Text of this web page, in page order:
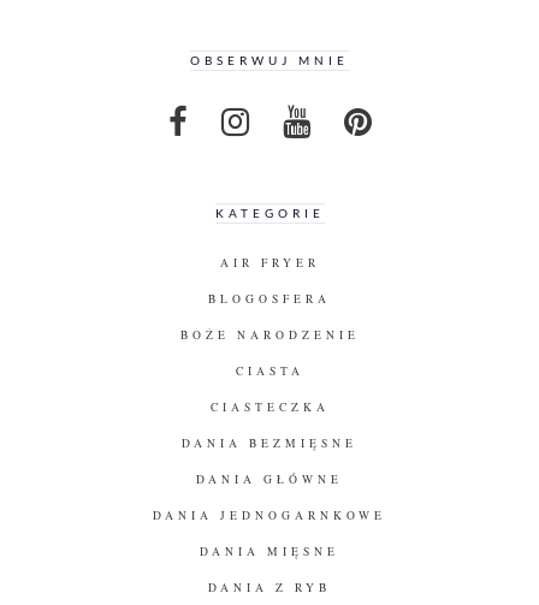
OBSERWUJ MNIE
KATEGORIE
AIR FRYER
BLOGOSFERA
BOŻE NARODZENIE
CIASTA
CIASTECZKA
DANIA BEZMIĘSNE
DANIA GŁÓWNE
DANIA JEDNOGARNKOWE
DANIA MIĘSNE
DANIA Z RYB